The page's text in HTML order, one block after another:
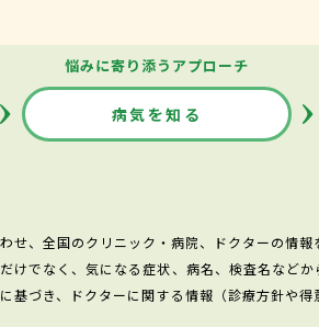
悩みに寄り添うアプローチ
病気を知る
せ、全国のクリニック・病院、ドクターの情報
でなく、気になる症状、病名、検査名など
基づき、ドクターに関する情報（診療方針や得